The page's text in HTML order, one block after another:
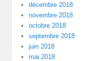
décembre 2018
novembre 2018
octobre 2018
septembre 2018
juin 2018
mai 2018